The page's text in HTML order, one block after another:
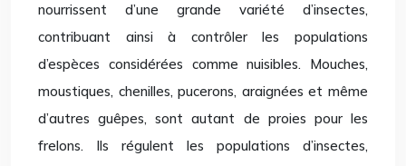
nourrissent d’une grande variété d’insectes,
contribuant ainsi à contrôler les populations
d’espèces considérées comme nuisibles. Mouches,
moustiques, chenilles, pucerons, araignées et même
d’autres guêpes, sont autant de proies pour les
frelons. Ils régulent les populations d’insectes,